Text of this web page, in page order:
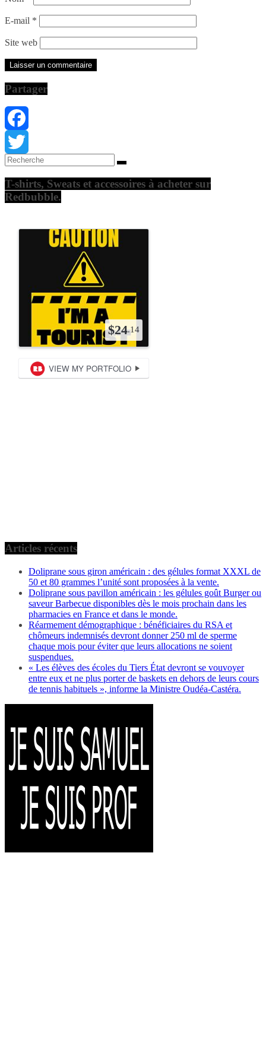
E-mail *
Site web
Partager
Facebook
Twitter
T-shirts, Sweats et accessoires à acheter sur
Redbubble.
Articles récents
Doliprane sous giron américain : des gélules format XXXL de
50 et 80 grammes l’unité sont proposées à la vente.
Doliprane sous pavillon américain : les gélules goût Burger ou
saveur Barbecue disponibles dès le mois prochain dans les
pharmacies en France et dans le monde.
Réarmement démographique : bénéficiaires du RSA et
chômeurs indemnisés devront donner 250 ml de sperme
chaque mois pour éviter que leurs allocations ne soient
suspendues.
« Les élèves des écoles du Tiers État devront se vouvoyer
entre eux et ne plus porter de baskets en dehors de leurs cours
de tennis habituels », informe la Ministre Oudéa-Castéra.